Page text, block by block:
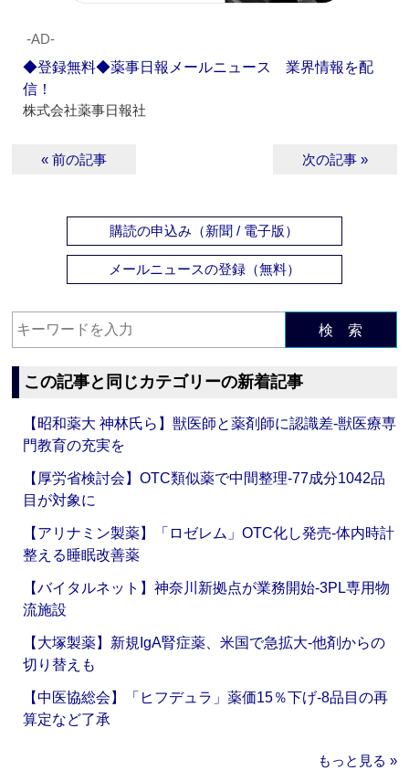
‐AD‐
◆登録無料◆薬事日報メールニュース 業界情報を配
信！
株式会社薬事日報社
« 前の記事 次の記事 »
購読の申込み（新聞 / 電子版）
メールニュースの登録（無料）
検 索
この記事と同じカテゴリーの新着記事
【昭和薬大 神林氏ら】獣医師と薬剤師に認識差‐獣医療専
門教育の充実を
【厚労省検討会】OTC類似薬で中間整理‐77成分1042品
目が対象に
【アリナミン製薬】「ロゼレム」OTC化し発売‐体内時計
整える睡眠改善薬
【バイタルネット】神奈川新拠点が業務開始‐3PL専用物
流施設
【大塚製薬】新規IgA腎症薬、米国で急拡大‐他剤からの
切り替えも
【中医協総会】「ヒフデュラ」薬価15％下げ‐8品目の再
算定など了承
もっと見る »